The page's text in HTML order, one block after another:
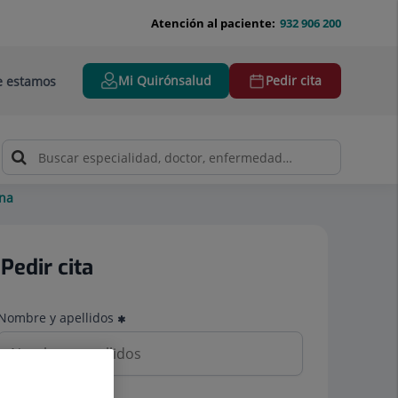
932 906 200
Atención al paciente:
estamos Mi Quirónsalud Pedir cita
Pedir cita
y apellidos